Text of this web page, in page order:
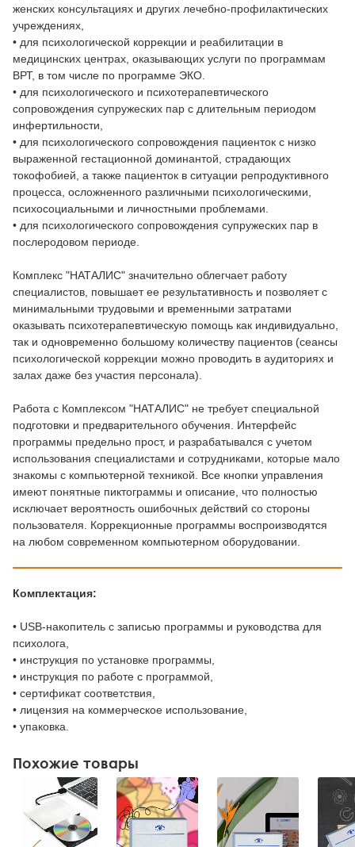
женских консультациях и других лечебно-профилактических
учреждениях,
• для психологической коррекции и реабилитации в
медицинских центрах, оказывающих услуги по программам
ВРТ, в том числе по программе ЭКО.
• для психологического и психотерапевтического
сопровождения супружеских пар с длительным периодом
инфертильности,
• для психологического сопровождения пациенток с низко
выраженной гестационной доминантой, страдающих
токофобией, а также пациенток в ситуации репродуктивного
процесса, осложненного различными психологическими,
психосоциальными и личностными проблемами.
• для психологического сопровождения супружеских пар в
послеродовом периоде.
Комплекс "НАТАЛИС" значительно облегчает работу
специалистов, повышает ее результативность и позволяет с
минимальными трудовыми и временными затратами
оказывать психотерапевтическую помощь как индивидуально,
так и одновременно большому количеству пациентов (сеансы
психологической коррекции можно проводить в аудиториях и
залах даже без участия персонала).
Работа с Комплексом "НАТАЛИС" не требует специальной
подготовки и предварительного обучения. Интерфейс
программы предельно прост, и разрабатывался с учетом
использования специалистами и сотрудниками, которые мало
знакомы с компьютерной техникой. Все кнопки управления
имеют понятные пиктограммы и описание, что полностью
исключает вероятность ошибочных действий со стороны
пользователя. Коррекционные программы воспроизводятся
на любом современном компьютерном оборудовании.
Комплектация:
• USB-накопитель с записью программы и руководства для
психолога,
• инструкция по установке программы,
• инструкция по работе с программой,
• сертификат соответствия,
• лицензия на коммерческое использование,
• упаковка.
Похожие товары